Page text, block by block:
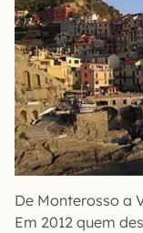
De Monterosso a
Em 2012 quem